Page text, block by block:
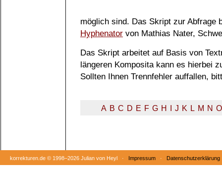
möglich sind. Das Skript zur Abfrage
Hyphenator von Mathias Nater,
Das Skript arbeitet auf Basis von
längeren Komposita kann es hierbei
Sollten Ihnen Trennfehler auffallen,
A B C D E F G H J K L M N O
korrekturen.de © 1998–2026 Julian von Heyl · Impressum · Datenschutzerklärung